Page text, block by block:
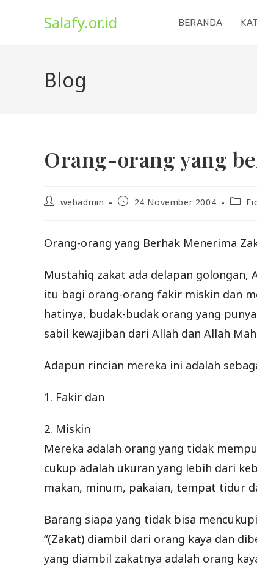
Salafy.or.id BERANDA
Blog
Orang-orang yang
Postwebadmin
Post24 November 2004
Post
Orang-orang yang Berhak Menerima
Mustahiq zakat ada delapan golongan,
itu bagi orang-orang fakir miskin dan
hatinya, budak-budak orang yang
sabil kewajiban dari Allah dan Allah
Adapun rincian mereka ini adalah
1. Fakir dan
2. Miskin
Mereka adalah orang yang tidak
cukup adalah ukuran yang lebih dari
makan, minum, pakaian, tempat tidur
Barang siapa yang tidak bisa
“(Zakat) diambil dari orang kaya dan
yang diambil zakatnya adalah orang